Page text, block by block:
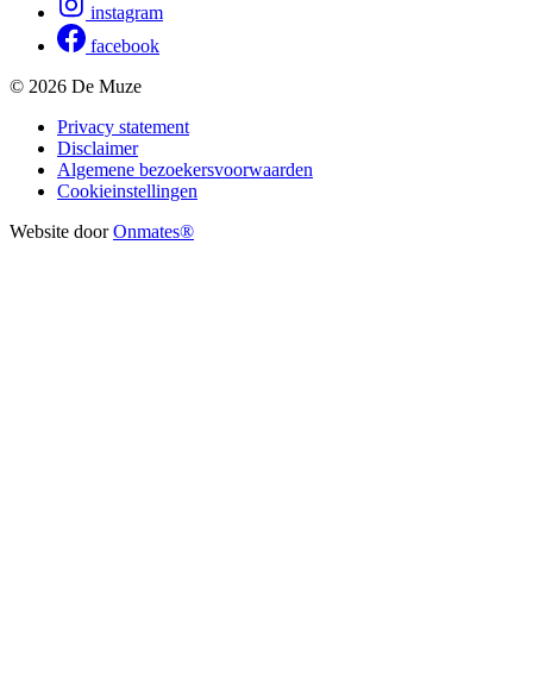
instagram
facebook
© 2026 De Muze
Privacy statement
Disclaimer
Algemene bezoekersvoorwaarden
Cookieinstellingen
Website doorOnmates®